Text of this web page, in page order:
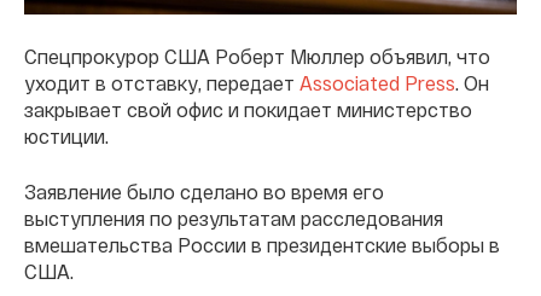
Спецпрокурор США Роберт Мюллер объявил, что
уходит в отставку, передает Associated Press. Он
закрывает свой офис и покидает министерство
юстиции.
Заявление было сделано во время его
выступления по результатам расследования
вмешательства России в президентские выборы в
США.